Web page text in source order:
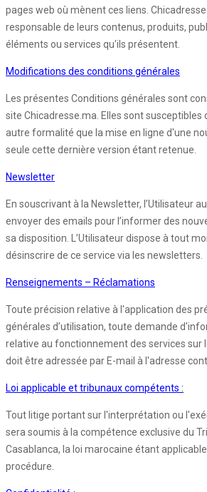
pages web où mènent ces liens.
responsable de leurs contenus, produits,
éléments ou services qu'ils présentent.
Modifications des conditions générales
Les présentes Conditions générales sont
site Chicadresse.ma. Elles sont
autre formalité que la mise en ligne d'une
seule cette dernière version étant retenue.
Newsletter
En souscrivant à la Newsletter, l’Utilisateur
envoyer des emails pour l’informer des
sa disposition. L’Utilisateur dispose à tout
désinscrire de ce service via les newsletters.
Renseignements – Réclamations
Toute précision relative à l'application des
générales d’utilisation, toute demande
relative au fonctionnement des services sur
doit être adressée par E-mail à l'adresse
Loi applicable et tribunaux compétents :
Tout litige portant sur l'interprétation ou
sera soumis à la compétence exclusive du
Casablanca, la loi marocaine étant
procédure.